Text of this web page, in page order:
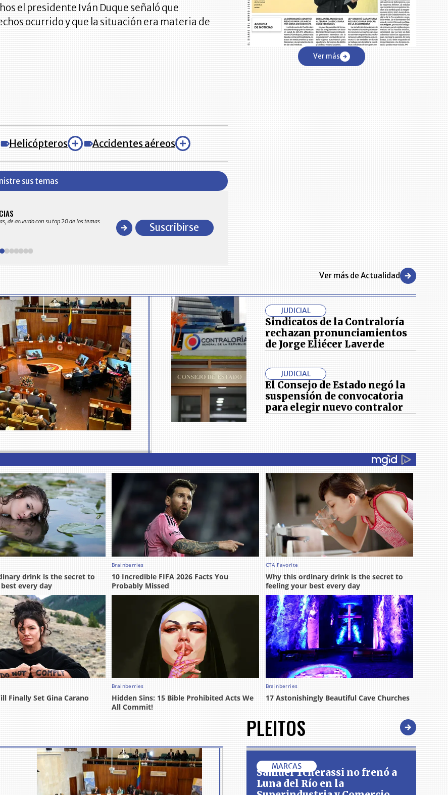
el presidente Iván Duque señaló que
ocurrido y que la situación era materia de
Ver más
Helicópteros Accidentes aéreos
sus temas
de acuerdo con su top 20 de los temas
comportamiento general y detallado de las 10.000 primeras empresas
en ventas en ColombiaSuscribirse
Ver más de Actualidad
JUDICIAL
Sindicatos de la Contraloría
rechazan pronunciamientos
de Jorge Eliécer Laverde
JUDICIAL
El Consejo de Estado negó la
suspensión de convocatoria
para elegir nuevo contralor
PLEITOS
MARCAS
Samuel Tcherassi no frenó a
Luna del Río en la